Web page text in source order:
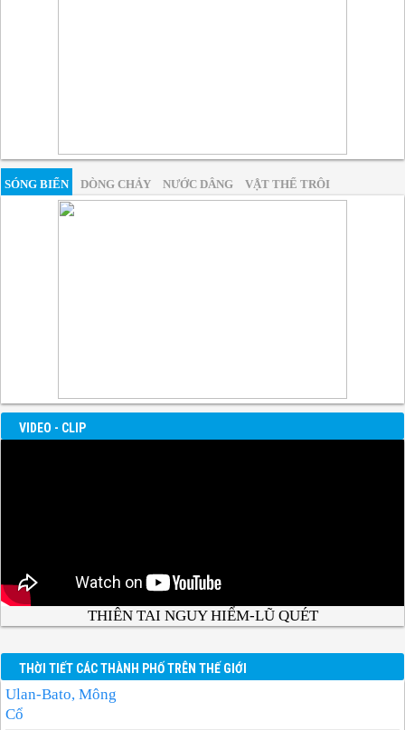
SÓNG BIỂN DÒNG CHẢY NƯỚC DÂNG VẬT THỂ TRÔI
VIDEO - CLIP
THIÊN TAI NGUY HIỂM-LŨ QUÉT
THỜI TIẾT CÁC THÀNH PHỐ TRÊN THẾ GIỚI
Ulan-Bato, Mông
Cổ